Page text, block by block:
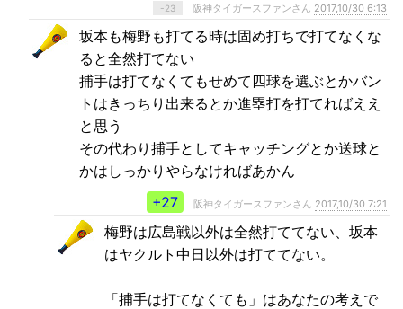
-23 阪神タイガースファンさん 2017,10/30 6:13
坂本も梅野も打てる時は固め打ちで打てなくな
ると全然打てない
捕手は打てなくてもせめて四球を選ぶとかバン
トはきっちり出来るとか進塁打を打てればええ
と思う
その代わり捕手としてキャッチングとか送球と
かはしっかりやらなければあかん
+27
阪神タイガースファンさん 2017,10/30 7:21
梅野は広島戦以外は全然打ててない、坂本
はヤクルト中日以外は打ててない。
「捕手は打てなくても」はあなたの考えで